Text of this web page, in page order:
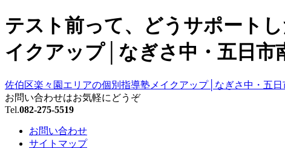
テスト前って、どうサポート
イクアップ│なぎさ中・五日市
佐伯区楽々園エリアの個別指導塾メイクアップ│なぎさ中・五日
お問い合わせはお気軽にどうぞ
Tel.082-275-5519
お問い合わせ
サイトマップ